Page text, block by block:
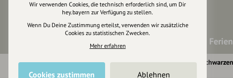
Ferienhaus Grobauer II
Schwarzenberg am Böhmerwald
Wir verwenden Cookies, die technisch erforderlich sind, um Dir
hey.bayern zur Verfügung zu stellen.
Wenn Du Deine Zustimmung erteilst, verwenden wir zusätzliche
Cookies zu statistischen Zwecken.
Mehr erfahren
Cookies zustimmen Ablehnen